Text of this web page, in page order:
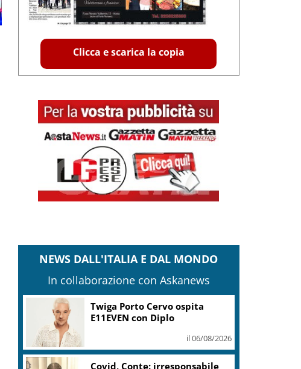
Clicca e scarica la copia
NEWS DALL'ITALIA E DAL MONDO
In collaborazione con Askanews
Twiga Porto Cervo ospita
E11EVEN con Diplo
il 06/08/2026
Covid, Conte: irresponsabile